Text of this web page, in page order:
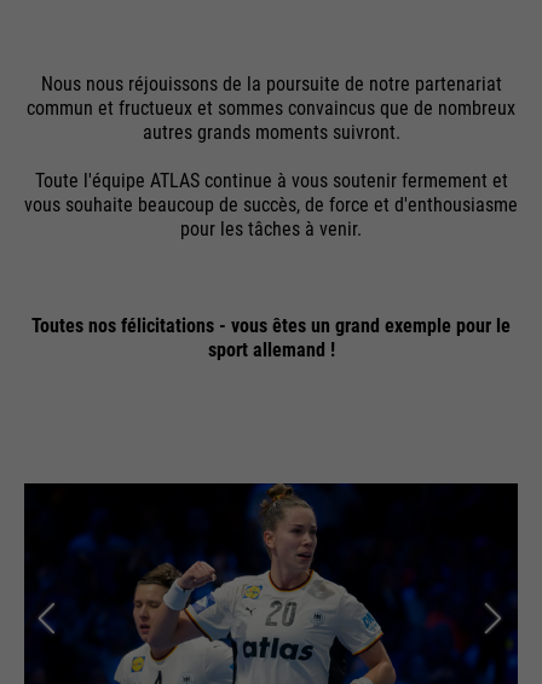
Nous nous réjouissons de la poursuite de notre partenariat
commun et fructueux et sommes convaincus que de nombreux
autres grands moments suivront.
Toute l'équipe ATLAS continue à vous soutenir fermement et
vous souhaite beaucoup de succès, de force et d'enthousiasme
pour les tâches à venir.
Toutes nos félicitations - vous êtes un grand exemple pour le
sport allemand !